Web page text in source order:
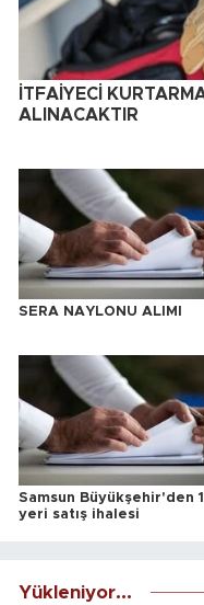
İTFAİYECİ
ALINACAKTIR
SERA NAYLONU ALIMI
Samsun Büyükşehir'den
yeri satış ihalesi
Yükleniyor...